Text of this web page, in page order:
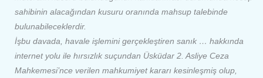
sahibinin alacağından kusuru oranında mahsup talebinde
bulunabileceklerdir.
İşbu davada, havale işlemini gerçekleştiren sanık … hakkında
internet yolu ile hırsızlık suçundan Üsküdar 2. Asliye Ceza
Mahkemesi’nce verilen mahkumiyet kararı kesinleşmiş olup,